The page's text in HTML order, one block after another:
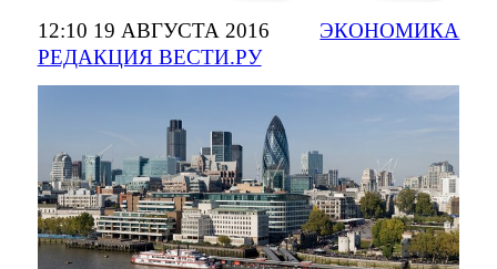
12:10 19 АВГУСТА 2016
РЕДАКЦИЯ ВЕСТИ.РУ
ЭКОНОМИКА